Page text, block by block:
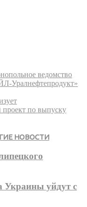
ведомство
Уралнефтепродукт»
по выпуску
НОВОСТИ
Украины уйдут с